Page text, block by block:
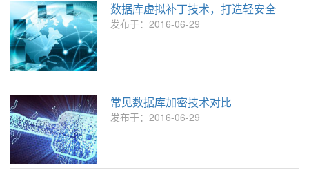
数据库虚拟补丁技术，打造轻安全
发布于：2016-06-29
常见数据库加密技术对比
发布于：2016-06-29